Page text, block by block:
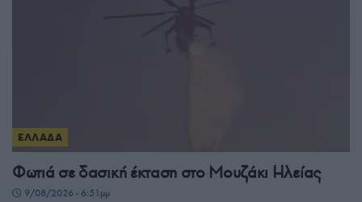
ΕΛΛΑΔΑ
Φωτιά σε δασική έκταση στο Μουζάκι Ηλείας
9/08/2026 - 6:51μμ